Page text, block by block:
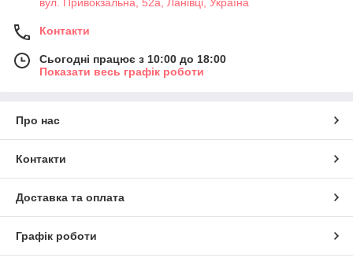
Контакти
Сьогодні працює з 10:00 до 18:00
Показати весь графік роботи
Про нас
Контакти
Доставка та оплата
Графік роботи